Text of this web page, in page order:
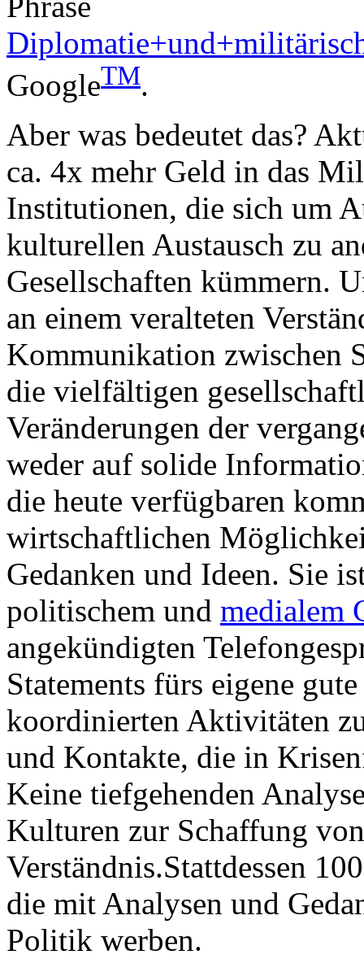
GoogleTM.
Aber was bedeutet das?
ca. 4x mehr Geld in das
Institutionen, die sich um
kulturellen Austausch zu
Gesellschaften kümmern.
an einem veralteten
Kommunikation zwischen
die vielfältigen
Veränderungen der
weder auf solide
die heute verfügbaren
wirtschaftlichen
Gedanken und Ideen. Sie
politischem und medialem
angekündigten
Statements fürs eigene
koordinierten Aktivitäten
und Kontakte, die in
Keine tiefgehenden
Kulturen zur Schaffung
Verständnis.Stattdessen
die mit Analysen und
Politik werben.